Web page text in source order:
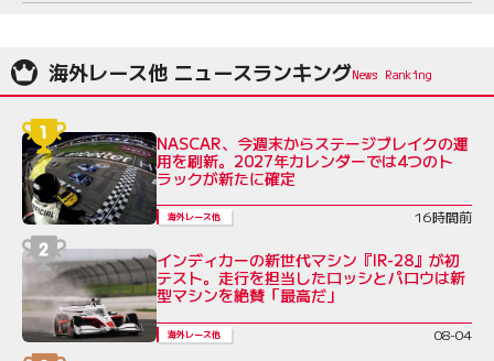
海外レース他 ニュースランキング
NASCAR、今週末からステージブレイクの運
用を刷新。2027年カレンダーでは4つのト
ラックが新たに確定
海外レース他 16時間前
インディカーの新世代マシン『IR-28』が初
テスト。走行を担当したロッシとパロウは新
型マシンを絶賛「最高だ」
海外レース他 08-04